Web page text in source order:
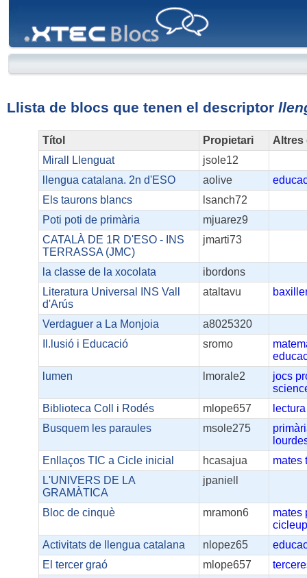
Llista de blocs que tenen el descriptor
Títol Propietari
Altres
Mirall Llenguat
jsole12
llengua catalana. 2n d'ESO
aolive
Els taurons blancs
lsanch72
Poti poti de primària
mjuarez9
CATALÀ DE 1R D'ESO - INS
TERRASSA (JMC)
jmarti73
la classe de la xocolata
ibordons
Literatura Universal INS Vall
d'Arús
ataltavu
Verdaguer a La Monjoia
a8025320
Il.lusió i Educació
sromo
lumen
lmorale2 jocs
Biblioteca Coll i Rodés
mlope657
lectura
Busquem les paraules
msole275
Enllaços TIC a Cicle inicial
hcasajua mates
L'UNIVERS DE LA
GRAMÀTICA
jpaniell
Bloc de cinquè mramon6 mates
Activitats de llengua catalana
nlopez65
El tercer graó
mlope657